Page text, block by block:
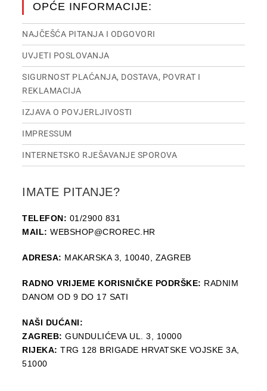
OPĆE INFORMACIJE:
NAJČEŠĆA PITANJA I ODGOVORI
UVJETI POSLOVANJA
SIGURNOST PLAĆANJA, DOSTAVA, POVRAT I
REKLAMACIJA
IZJAVA O POVJERLJIVOSTI
IMPRESSUM
INTERNETSKO RJEŠAVANJE SPOROVA
IMATE PITANJE?
TELEFON: 01/2900 831
MAIL: WEBSHOP@CROREC.HR
ADRESA: MAKARSKA 3, 10040, ZAGREB
RADNO VRIJEME KORISNIČKE PODRŠKE: RADNIM
DANOM OD 9 DO 17 SATI
NAŠI DUĆANI:
ZAGREB: GUNDULIĆEVA UL. 3, 10000
RIJEKA: TRG 128 BRIGADE HRVATSKE VOJSKE 3A,
51000